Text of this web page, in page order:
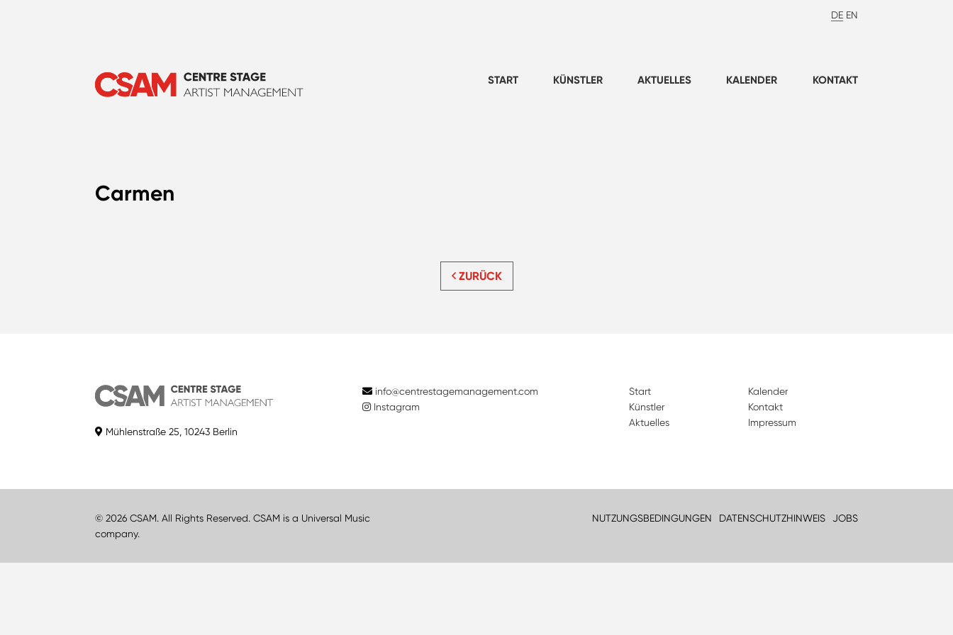
DE EN
START KÜNSTLER AKTUELLES KALENDER KONTAKT
Carmen
ZURÜCK
Mühlenstraße 25, 10243 Berlin
info@centrestagemanagement.com
Instagram
Start
Künstler
Aktuelles
Kalender
Kontakt
Impressum
© 2026 CSAM. All Rights Reserved. CSAM is a Universal Music
company.
NUTZUNGSBEDINGUNGEN DATENSCHUTZHINWEIS JOBS